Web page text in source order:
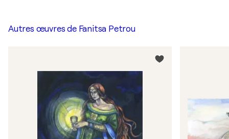
Autres œuvres de Fanitsa Petrou